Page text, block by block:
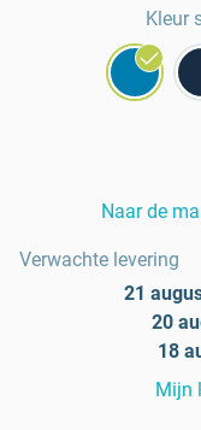
Kleur
Naar de
Verwachte levering
21
20
18
Mijn